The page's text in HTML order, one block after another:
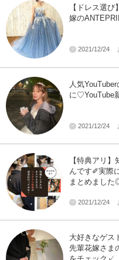
【ドレス選
嫁の
2021/12/24
人気
に♡YouTube
2021/12/24
【特典アリ
んです✐実際
まとめまし
2021/12/24
大好きなゲス
先輩花嫁さま